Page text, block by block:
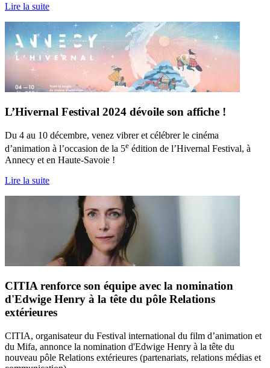
Lire la suite
L’Hivernal Festival 2024 dévoile son affiche !
Du 4 au 10 décembre, venez vibrer et célébrer le cinéma
d’animation à l’occasion de la 5e édition de l’Hivernal Festival, à
Annecy et en Haute-Savoie !
Lire la suite
CITIA renforce son équipe avec la nomination
d'Edwige Henry à la tête du pôle Relations
extérieures
CITIA, organisateur du Festival international du film d’animation et
du Mifa, annonce la nomination d'Edwige Henry à la tête du
nouveau pôle Relations extérieures (partenariats, relations médias et